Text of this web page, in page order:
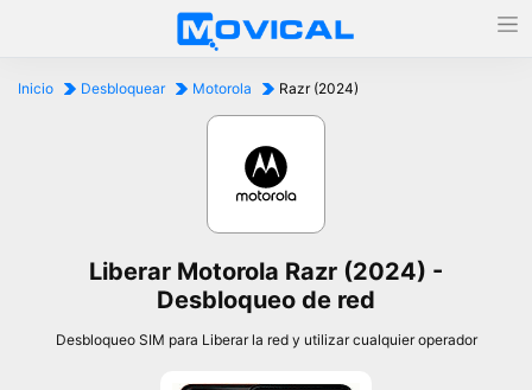
Inicio Desbloquear Motorola Razr (2024)
Liberar Motorola Razr (2024) -
Desbloqueo de red
Desbloqueo SIM para Liberar la red y utilizar cualquier operador